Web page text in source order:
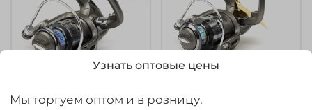
Катушка
Катушка
Узнать оптовые цены
Мы торгуем оптом и в розницу.